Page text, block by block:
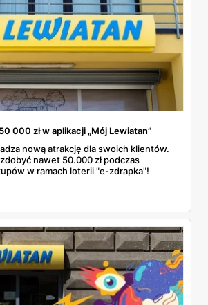
000 zł w aplikacji „Mój Lewiatan”
nową atrakcję dla swoich klientów.
nawet 50.000 zł podczas
w ramach loterii "e-zdrapka"!